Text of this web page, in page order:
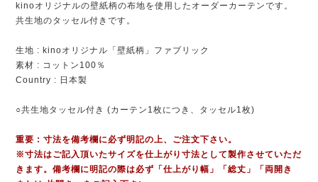
kinoオリジナルの壁紙柄の布地を使用したオーダーカーテンです。
共生地のタッセル付きです。
生地 : kinoオリジナル「壁紙柄」ファブリック
素材 : コットン100％
Country : 日本製
○共生地タッセル付き (カーテン1枚につき、タッセル1枚)
重要 : 寸法を備考欄に必ず明記の上、ご注文下さい。
※寸法はご記入頂いたサイズを仕上がり寸法として製作させていただ
きます。備考欄に明記の際は必ず「仕上がり幅」「総丈」「両開き